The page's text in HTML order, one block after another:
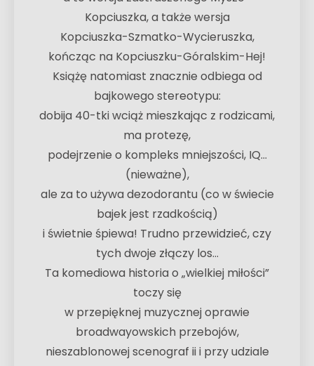
Kopciuszka, a także wersja
Kopciuszka-Szmatko-Wycieruszka,
kończąc na Kopciuszku-Góralskim-Hej!
Książę natomiast znacznie odbiega od
bajkowego stereotypu:
dobija 40-tki wciąż mieszkając z rodzicami,
ma protezę,
podejrzenie o kompleks mniejszości, IQ…
(nieważne),
ale za to używa dezodorantu (co w świecie
bajek jest rzadkością)
i świetnie śpiewa! Trudno przewidzieć, czy
tych dwoje złączy los…
Ta komediowa historia o „wielkiej miłości”
toczy się
w przepięknej muzycznej oprawie
broadwayowskich przebojów,
nieszablonowej scenograf ii i przy udziale